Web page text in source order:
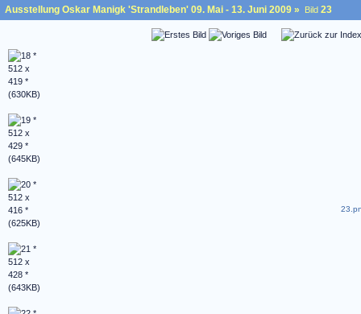
Ausstellung Oskar Manigk 'Strandleben' 09. Mai - 13. Juni 2009 » Bild 23